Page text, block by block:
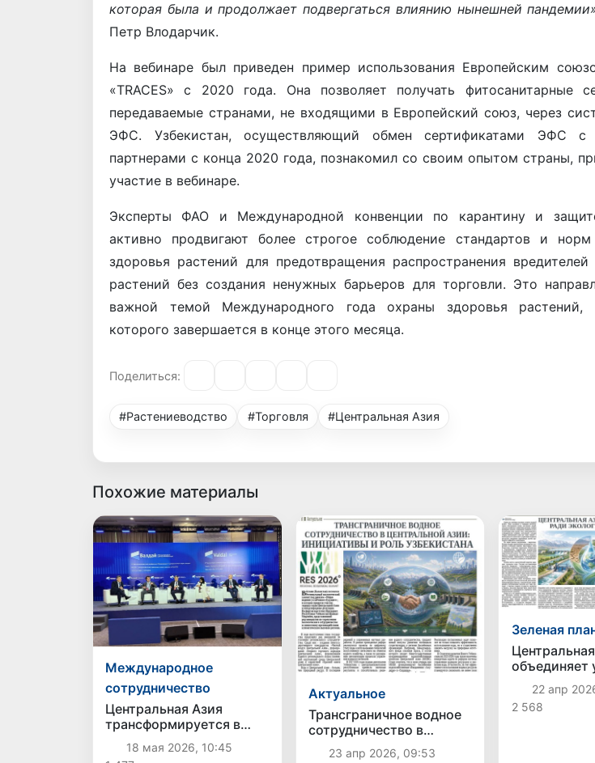
которая была и продолжает подвергаться влиянию нынешней
Петр Влодарчик.
На вебинаре был приведен пример использования Европейским
«TRACES» с 2020 года. Она позволяет получать фитосанитарные
передаваемые странами, не входящими в Европейский союз, через
ЭФС. Узбекистан, осуществляющий обмен сертификатами ЭФС с
партнерами с конца 2020 года, познакомил со своим опытом страны,
участие в вебинаре.
Эксперты ФАО и Международной конвенции по карантину и
активно продвигают более строгое соблюдение стандартов и
здоровья растений для предотвращения распространения
растений без создания ненужных барьеров для торговли. Это
важной темой Международного года охраны здоровья растений,
которого завершается в конце этого месяца.
Поделиться:
#Растениеводство #Торговля #Центральная Азия
Похожие материалы
Международное
сотрудничество
Центральная Азия
трансформируется в
самостоятельный центр
экономического роста и
18 мая 2026, 10:45
Актуальное
Трансграничное водное
сотрудничество в
Центральной Азии:
23 апр 2026, 09:53
Зеленая
объединяет
будущего
22 апр
2 568